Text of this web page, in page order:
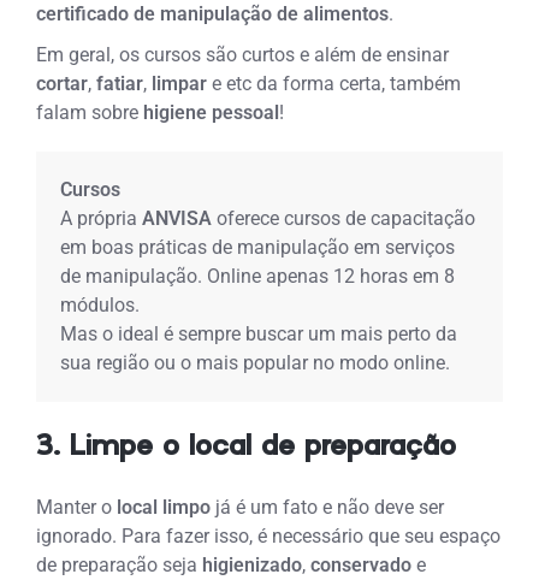
certificado de manipulação de alimentos.
Em geral, os cursos são curtos e além de ensinar
cortar,fatiar, limpar e etc da forma certa, também
falam sobre higiene pessoal!
Cursos
A própriaANVISAoferece cursos de capacitação
em boas práticas de manipulação em serviços
de manipulação. Online apenas 12 horas em 8
módulos.
Mas o ideal é sempre buscar um mais perto da
sua região ou o mais popular no modo online.
3. Limpe o local de preparação
Manter o local limpo já é um fato e não deve ser
ignorado. Para fazer isso, é necessário que seu espaço
de preparação seja higienizado, conservadoe